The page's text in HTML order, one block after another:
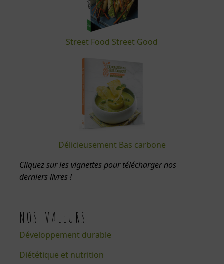
Street Food Street Good
Délicieusement Bas carbone
Cliquez sur les vignettes pour télécharger nos
derniers livres !
NOS VALEURS
Développement durable
Diététique et nutrition